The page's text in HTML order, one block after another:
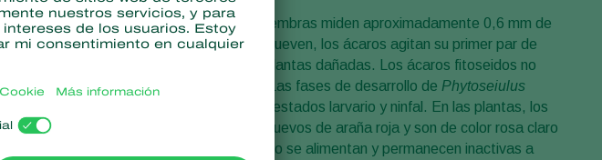
sobre todo a altas temperaturas. Las hembras miden aproximadamente 0,6 mm de
de las hembras. Cuando se mueven, los ácaros agitan su primer par de
registrar los volátiles emitidos por las plantas dañadas. Los ácaros fitoseidos no
táctil para encontrar a sus presas. Las fases de desarrollo de Phytoseiulus
salvo el periodo de reposo en los estados larvario y ninfal. En las plantas, los
el doble de tamaño que los huevos de araña roja y son de color rosa claro
Las larvas tienen tres pares de patas. No se alimentan y permanecen inactivas a